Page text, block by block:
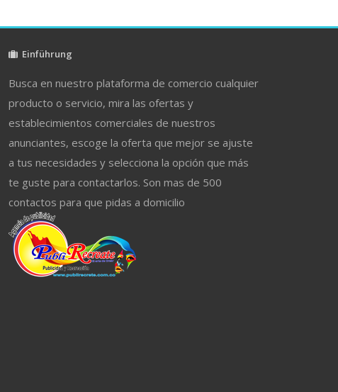
Einführung
Busca en nuestro plataforma de comercio cualquier
producto o servicio, mira las ofertas y
establecimientos comerciales de nuestros
anunciantes, escoge la oferta que mejor se ajuste
a tus necesidades y selecciona la opción que más
te guste para contactarlos. Son mas de 500
contactos para que pidas a domicilio